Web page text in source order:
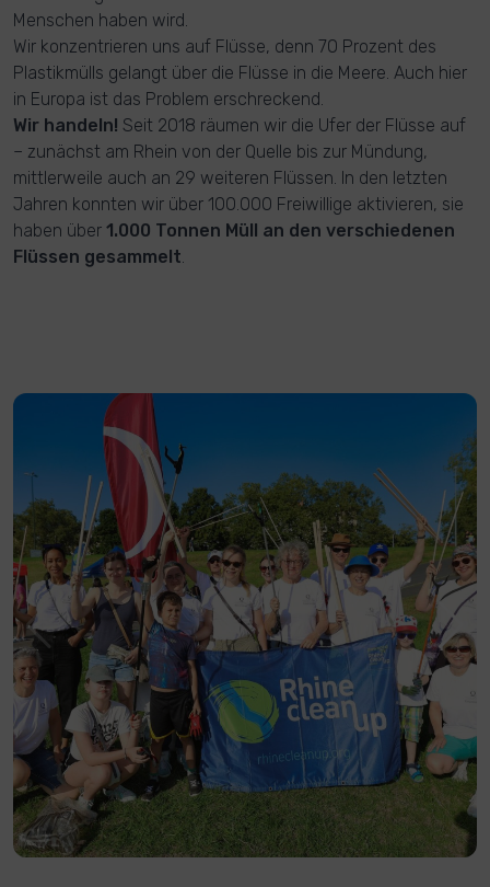
Menschen haben wird.
Wir konzentrieren uns auf Flüsse, denn 70 Prozent des
Plastikmülls gelangt über die Flüsse in die Meere. Auch hier
in Europa ist das Problem erschreckend.
Wir handeln! Seit 2018 räumen wir die Ufer der Flüsse auf
– zunächst am Rhein von der Quelle bis zur Mündung,
mittlerweile auch an 29 weiteren Flüssen. In den letzten
Jahren konnten wir über 100.000 Freiwillige aktivieren, sie
haben über 1.000 Tonnen Müll an den verschiedenen
Flüssen gesammelt.